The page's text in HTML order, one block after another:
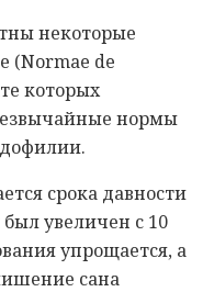
некоторые
(Normae de
которых
нормы
срока давности
увеличен с 10
упрощается, а
сана